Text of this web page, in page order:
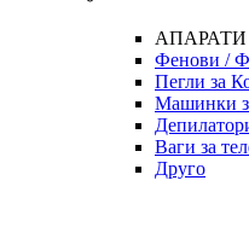
АПАРАТИ
Фенови /
Пегли за
Машинки
Ваги за
Друго